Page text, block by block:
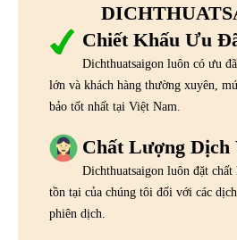
Chiết Khấu Ưu
Dichthuatsaigon luôn có ưu
lớn và khách hàng thường xuyên,
bảo tốt nhất tại Việt Nam.
Chất Lượng Dịch
Dichthuatsaigon luôn đặt
tồn tại của chúng tôi đối với các
phiên dịch.